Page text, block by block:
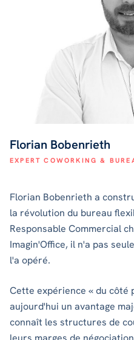
Florian Bobenrieth
EXPERT COWORKING &
Florian Bobenrieth a
la révolution du bureau
Responsable Commercial
Imagin'Office, il n'a pas
l'a opéré.
Cette expérience « du
aujourd'hui un avantage
connaît les structures de